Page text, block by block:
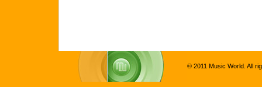
© 2011 Music World. All